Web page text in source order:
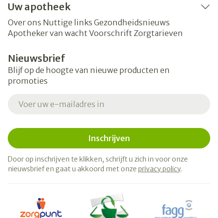
Uw apotheek
Over ons Nuttige links Gezondheidsnieuws
Apotheker van wacht Voorschrift Zorgtarieven
Nieuwsbrief
Blijf op de hoogte van nieuwe producten en
promoties
Inschrijven
Door op inschrijven te klikken, schrijft u zich in voor onze
nieuwsbrief en gaat u akkoord met onze privacy policy.